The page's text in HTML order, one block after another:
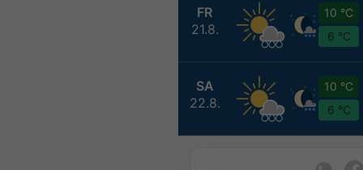
FR
21.8.
10 °C
6 °C
SA
22.8.
10 °C
6 °C